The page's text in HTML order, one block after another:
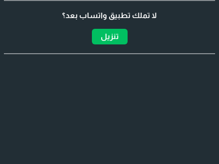
لا تملك تطبيق واتساب بعد؟
تنزيل